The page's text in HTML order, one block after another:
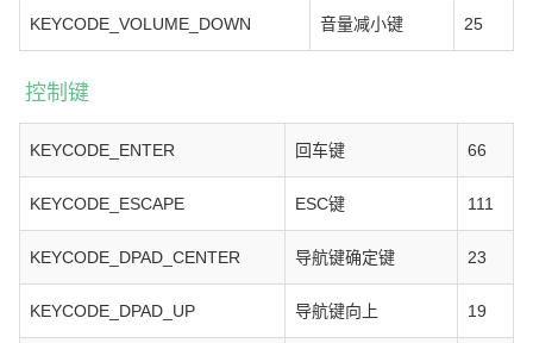
KEYCODE_VOLUME_DOWN 音量减小键 25
控制键
KEYCODE_ENTER 回车键 66
KEYCODE_ESCAPE ESC键 111
KEYCODE_DPAD_CENTER 导航键确定键 23
KEYCODE_DPAD_UP 导航键向上 19